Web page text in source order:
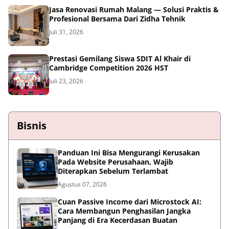
Jasa Renovasi Rumah Malang — Solusi Praktis &
Profesional Bersama Dari Zidha Tehnik
Juli 31, 2026
Prestasi Gemilang Siswa SDIT Al Khair di
Cambridge Competition 2026 HST
Juli 23, 2026
Bisnis
Panduan Ini Bisa Mengurangi Kerusakan
Pada Website Perusahaan, Wajib
Diterapkan Sebelum Terlambat
Agustus 07, 2026
Cuan Passive Income dari Microstock AI:
Cara Membangun Penghasilan Jangka
Panjang di Era Kecerdasan Buatan